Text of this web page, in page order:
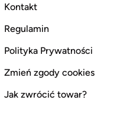
Kontakt
Regulamin
Polityka Prywatności
Zmień zgody cookies
Jak zwrócić towar?